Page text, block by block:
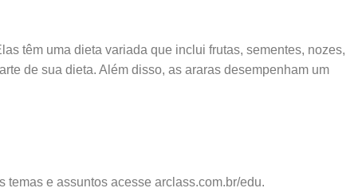
têm uma dieta variada que inclui frutas, sementes, nozes,
de sua dieta. Além disso, as araras desempenham um
e assuntos acesse arclass.com.br/edu.